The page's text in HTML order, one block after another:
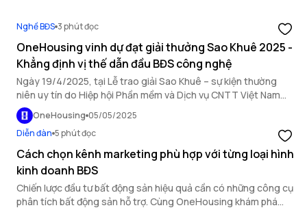
Nghề BĐS 3 phút đọc
OneHousing vinh dự đạt giải thưởng Sao Khuê 2025 -
Khẳng định vị thế dẫn đầu BĐS công nghệ
Ngày 19/4/2025, tại Lễ trao giải Sao Khuê – sự kiện thường
niên uy tín do Hiệp hội Phần mềm và Dịch vụ CNTT Việt Nam
(VINASA) tổ chức, OneHousing vinh dự được trao danh hiệu
Sản phẩm Xuất sắc của ngành phần mềm và công nghệ thông
tin Việt Nam.
OneHousing 05/05/2025
Diễn đàn 5 phút đọc
Cách chọn kênh marketing phù hợp với từng loại hình
kinh doanh BĐS
Chiến lược đầu tư bất động sản hiệu quả cần có những công cụ
phân tích bất động sản hỗ trợ. Cùng OneHousing khám phá